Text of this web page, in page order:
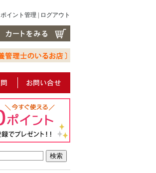
ポイント管理 ログアウト